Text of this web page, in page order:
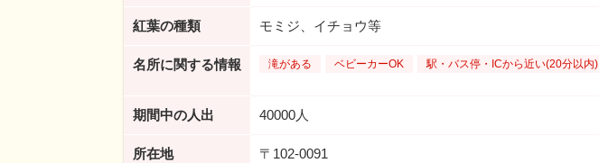
紅葉の種類 モミジ、イチョウ等
名所に関する情報 滝がある ベビーカーOK 駅・バス停・ICから近い(20分以内)
期間中の人出 40000人
所在地
〒102-0091